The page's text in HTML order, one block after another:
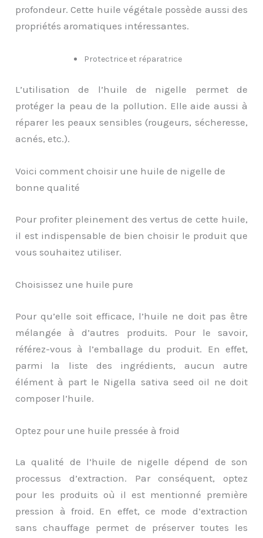
profondeur. Cette huile végétale possède aussi des
propriétés aromatiques intéressantes.
Protectrice et réparatrice
L’utilisation de l’huile de nigelle permet de
protéger la peau de la pollution. Elle aide aussi à
réparer les peaux sensibles (rougeurs, sécheresse,
acnés, etc.).
Voici comment choisir une huile de nigelle de
bonne qualité
Pour profiter pleinement des vertus de cette huile,
il est indispensable de bien choisir le produit que
vous souhaitez utiliser.
Choisissez une huile pure
Pour qu’elle soit efficace, l’huile ne doit pas être
mélangée à d’autres produits. Pour le savoir,
référez-vous à l’emballage du produit. En effet,
parmi la liste des ingrédients, aucun autre
élément à part le Nigella sativa seed oil ne doit
composer l’huile.
Optez pour une huile pressée à froid
La qualité de l’huile de nigelle dépend de son
processus d’extraction. Par conséquent, optez
pour les produits où il est mentionné première
pression à froid. En effet, ce mode d’extraction
sans chauffage permet de préserver toutes les